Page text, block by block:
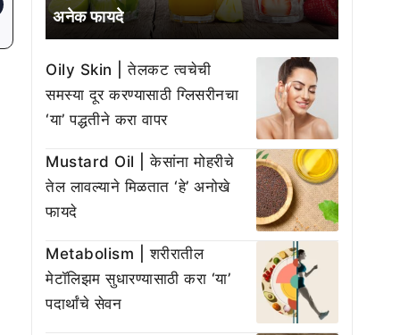
अनेक फायदे
Oily Skin | तेलकट त्वचेची
समस्या दूर करण्यासाठी ग्लिसरीनचा
‘या’ पद्धतीने करा वापर
Mustard Oil | केसांना मोहरीचे
तेल लावल्याने मिळतात ‘हे’ अनोखे
फायदे
Metabolism | शरीरातील
मेटॉलिझम सुधारण्यासाठी करा ‘या’
पदार्थांचे सेवन